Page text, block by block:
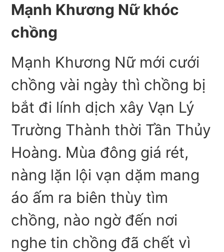
Mạnh Khương Nữ khóc
chồng
Mạnh Khương Nữ mới cưới
chồng vài ngày thì chồng bị
bắt đi lính dịch xây Vạn Lý
Trường Thành thời Tần Thủy
Hoàng. Mùa đông giá rét,
nàng lặn lội vạn dặm mang
áo ấm ra biên thùy tìm
chồng, nào ngờ đến nơi
nghe tin chồng đã chết vì